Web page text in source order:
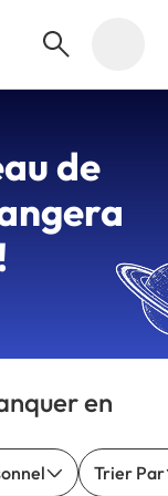
de
en
Trier Par